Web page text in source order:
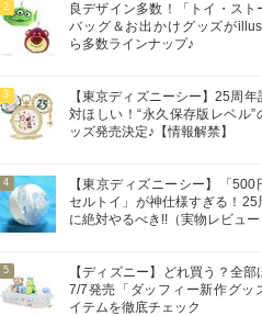
2
良デザイン多数！「トイ・スト
バッグ＆お出かけグッズが
ら多数ラインナップ♪
3
【東京ディズニーシー】25周年
対ほしい！“永久保存版レベル”
ッズ発売決定♪【情報解禁】
4
【東京ディズニーシー】「500
セルトイ」が神仕様すぎる！25
に絶対やるべき!!（実物レビュー
5
【ディズニー】どれ買う？全部
7/7発売「ダッフィー新作グッ
イテムを徹底チェック